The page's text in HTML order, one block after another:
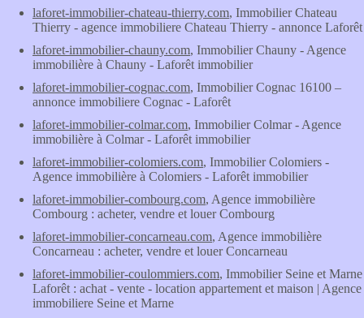
laforet-immobilier-chateau-thierry.com, Immobilier Chateau
Thierry - agence immobiliere Chateau Thierry - annonce Laforêt
laforet-immobilier-chauny.com, Immobilier Chauny - Agence
immobilière à Chauny - Laforêt immobilier
laforet-immobilier-cognac.com, Immobilier Cognac 16100 –
annonce immobiliere Cognac - Laforêt
laforet-immobilier-colmar.com, Immobilier Colmar - Agence
immobilière à Colmar - Laforêt immobilier
laforet-immobilier-colomiers.com, Immobilier Colomiers -
Agence immobilière à Colomiers - Laforêt immobilier
laforet-immobilier-combourg.com, Agence immobilière
Combourg : acheter, vendre et louer Combourg
laforet-immobilier-concarneau.com, Agence immobilière
Concarneau : acheter, vendre et louer Concarneau
laforet-immobilier-coulommiers.com, Immobilier Seine et Marne
Laforêt : achat - vente - location appartement et maison | Agence
immobiliere Seine et Marne